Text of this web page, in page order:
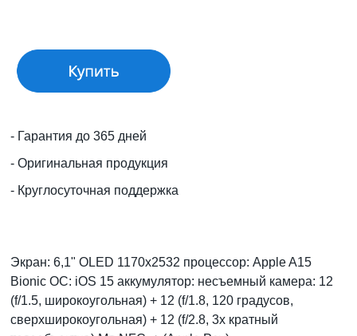
- Гарантия до 365 дней
- Оригинальная продукция
- Круглосуточная поддержка
Экран: 6,1" OLED 1170x2532 процессор: Apple A15
Bionic ОС: iOS 15 аккумулятор: несъемный камера: 12
(f/1.5, широкоугольная) + 12 (f/1.8, 120 градусов,
сверхширокоугольная) + 12 (f/2.8, 3х кратный